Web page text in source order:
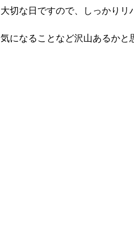
大切な日ですので、しっかりリ
気になることなど沢山あるか